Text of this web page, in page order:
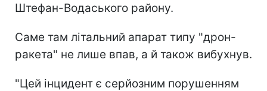
Штефан-Водаського району.
Саме там літальний апарат типу "дрон-
ракета" не лише впав, а й також вибухнув.
"Цей інцидент є серйозним порушенням